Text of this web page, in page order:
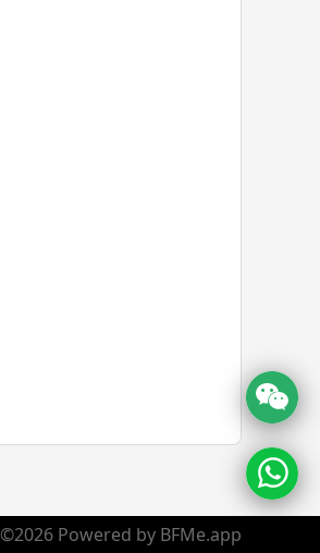
©2026 Powered by BFMe.app